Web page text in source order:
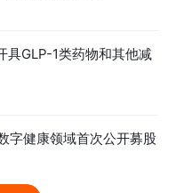
具GLP-1类药物和其他减
字健康领域首次公开募股